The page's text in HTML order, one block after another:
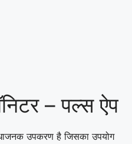
– पल्स ऐप
उपकरण है जिसका उपयोग